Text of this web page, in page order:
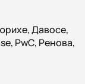
Давосе,
PwC, Ренова,